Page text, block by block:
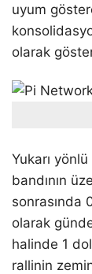
uyum
olarak
Yukarı
bandının
sonrasında
olarak
halinde 1
rallinin